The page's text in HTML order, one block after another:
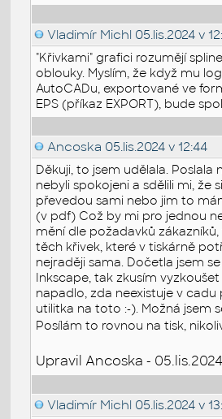
Vladimír Michl 05.lis.2024 v
"Křivkami" grafici rozumějí
oblouky. Myslím, že když mu
AutoCADu, exportované ve
EPS (příkaz EXPORT), bude
Ancoska 05.lis.2024 v 12:44
Děkuji, to jsem udělala. Poslala
nebyli spokojeni a sdělili mi, že
převedou sami nebo jim to
(v pdf) Což by mi pro jednou
mění dle požadavků
těch křivek, které v tiskárně
nejraději sama. Dočetla jsem
Inkscape, tak zkusím
napadlo, zda neexistuje v cadu
utilitka na toto :-). Možná jsem
Posílám to rovnou na tisk,
Upravil Ancoska -
Vladimír Michl 05.lis.2024 v